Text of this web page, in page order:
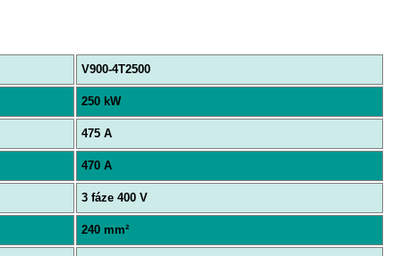
V900-4T2500
250 kW
475 A
470 A
3 fáze 400 V
240 mm²